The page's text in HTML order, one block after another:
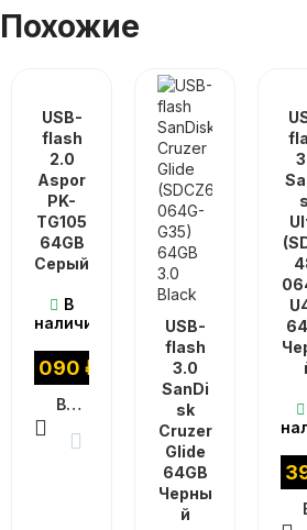
Похожие
USB-
flash
2.0
Aspor
PK-
TG105
64GB
Серый
В
наличии
1 090 ₽
В КОРЗИНУ
USB-
flash
3.0
SanDi
sk
Cruzer
Glide
64GB
Черны
й
1